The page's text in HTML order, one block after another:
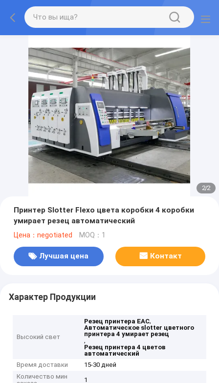
2/2
Принтер Slotter Flexo цвета коробки 4 коробки
умирает резец автоматический
Цена：negotiated MOQ：1
Лучшая цена Контакт
Характер Продукции
Высокий свет
Резец принтера EAC,
Автоматическое slotter цветного
принтера 4 умирает резец
,
Резец принтера 4 цветов
автоматический
Время доставки
15-30 дней
Количество мин
1